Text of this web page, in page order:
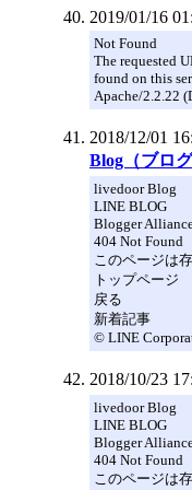
2019/01/16
Not Found
The requested
found on this
Apache/2.2.22
2018/12/01
Blog（ブログ
livedoor Blog
LINE BLOG
Blogger
404 Not Found
このページは
トップページ
戻る
新着記事
© LINE
2018/10/23
livedoor Blog
LINE BLOG
Blogger
404 Not Found
このページは